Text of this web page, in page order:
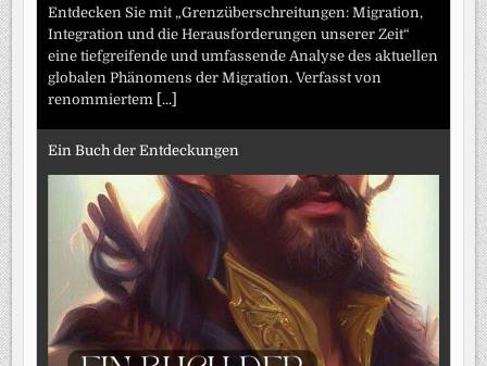
Entdecken Sie mit „Grenzüberschreitungen: Migration,
Integration und die Herausforderungen unserer Zeit“
eine tiefgreifende und umfassende Analyse des aktuellen
globalen Phänomens der Migration. Verfasst von
renommiertem [...]
Ein Buch der Entdeckungen